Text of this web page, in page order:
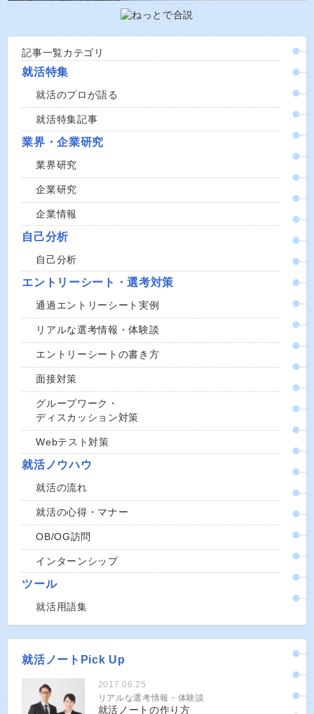
記事一覧カテゴリ
就活特集
就活のプロが語る
就活特集記事
業界・企業研究
業界研究
企業研究
企業情報
自己分析
自己分析
エントリーシート・選考対策
通過エントリーシート実例
リアルな選考情報・体験談
エントリーシートの書き方
面接対策
グループワーク・
ディスカッション対策
Webテスト対策
就活ノウハウ
就活の流れ
就活の心得・マナー
OB/OG訪問
インターンシップ
ツール
就活用語集
就活ノートPick Up
2017.06.25
リアルな選考情報・体験談
就活ノートの作り方